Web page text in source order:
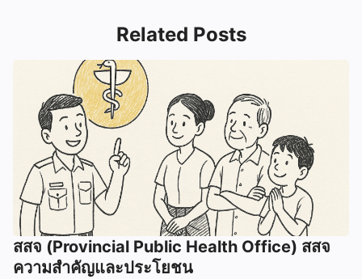
Related Posts
สสจ (Provincial Public Health Office) สสจ
ความสำคัญและประโยชน